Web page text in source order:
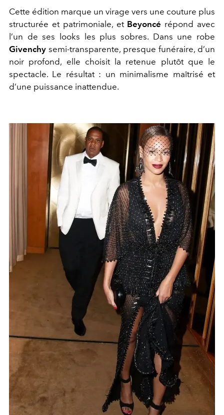
Cette édition marque un virage vers une couture plus
structurée et patrimoniale, et Beyoncé répond avec
l’un de ses looks les plus sobres. Dans une robe
Givenchy semi-transparente, presque funéraire, d’un
noir profond, elle choisit la retenue plutôt que le
spectacle. Le résultat : un minimalisme maîtrisé et
d’une puissance inattendue.